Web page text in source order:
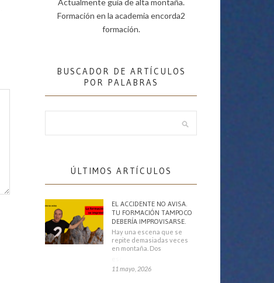
Actualmente guía de alta montaña.
Formación en la academia encorda2
formación.
BUSCADOR DE ARTÍCULOS
POR PALABRAS
ÚLTIMOS ARTÍCULOS
EL ACCIDENTE NO AVISA.
TU FORMACIÓN TAMPOCO
DEBERÍA IMPROVISARSE.
Hay una escena que se
repite demasiadas veces
en montaña. Dos
11 mayo, 2026